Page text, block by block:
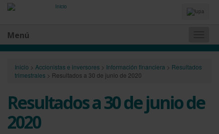
Idiomas
y
Menú
Inicio > Accionistas e inversores > Información financiera > Resultados
trimestrales > Resultados a 30 de junio de 2020
Resultados a 30 de junio de
2020